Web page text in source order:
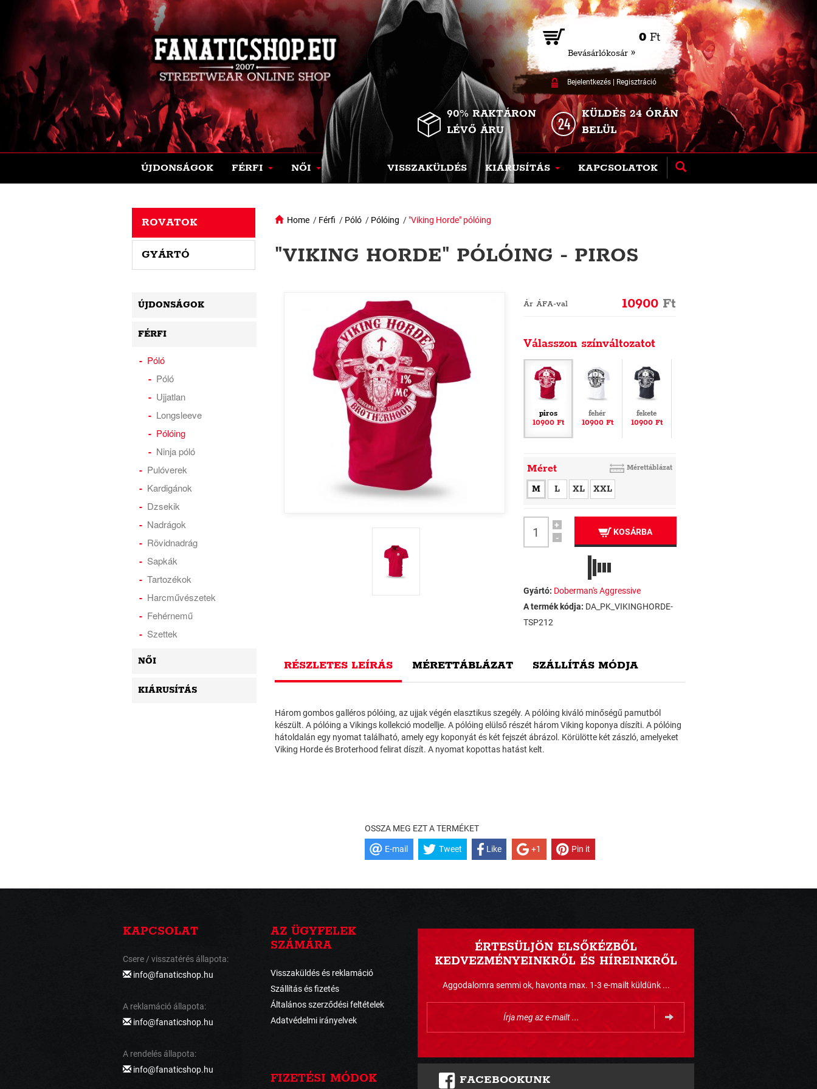
0 Ft
Bevásárlókosár »
Bejelentkezés| Regisztráció
90% RAKTÁRON
LÉVŐ ÁRU
KÜLDÉS 24 ÓRÁN
BELÜL
ÚJDONSÁGOK FÉRFI NŐI VISSZAKÜLDÉS KIÁRUSÍTÁS KAPCSOLATOK
Home / Férfi / Póló / Pólóing / "Viking Horde" pólóing
"VIKING HORDE" PÓLÓING - PIROS
Ár ÁFA-val 10900 Ft
Válasszon színváltozatot
piros
10900 Ft
fehér
10900 Ft
fekete
10900 Ft
Méret Mérettáblázat
M L XL XXL
+
-
KOSÁRBA
Gyártó: Doberman's Aggressive
A termék kódja: DA_PK_VIKINGHORDE-
TSP212
RÉSZLETES LEÍRÁS MÉRETTÁBLÁZAT SZÁLLÍTÁS MÓDJA
Három gombos galléros pólóing, az ujjak végén elasztikus szegély. A pólóing kiváló minőségű pamutból
készült. A pólóing a Vikings kollekció modellje. A pólóing elülső részét három Viking koponya díszíti. A pólóing
hátoldalán egy nyomat található, amely egy koponyát és két fejszét ábrázol. Körülötte két zászló, amelyeket
Viking Horde és Broterhood felirat díszít. A nyomat kopottas hatást kelt.
OSSZA MEG EZT A TERMÉKET
E-mail Tweet Like +1 Pin it
ROVATOK
GYÁRTÓ
ÚJDONSÁGOK
FÉRFI
Póló
Póló
Ujjatlan
Longsleeve
Pólóing
Ninja póló
Pulóverek
Kardigánok
Dzsekik
Nadrágok
Rövidnadrág
Sapkák
Tartozékok
Harcművészetek
Fehérnemű
Szettek
NŐI
KIÁRUSÍTÁS
KAPCSOLAT
Csere / visszatérés állapota:
info@fanaticshop.hu
A reklamáció állapota:
info@fanaticshop.hu
A rendelés állapota:
info@fanaticshop.hu
AZ ÜGYFELEK
SZÁMÁRA
Visszaküldés és reklamáció
Szállítás és fizetés
Általános szerződési feltételek
Adatvédelmi irányelvek
FIZETÉSI MÓDOK
ÉRTESÜLJÖN ELSŐKÉZBŐL
KEDVEZMÉNYEINKRŐL ÉS HÍREINKRŐL
Aggodalomra semmi ok, havonta max. 1-3 e-mailt küldünk ...
FACEBOOKUNK